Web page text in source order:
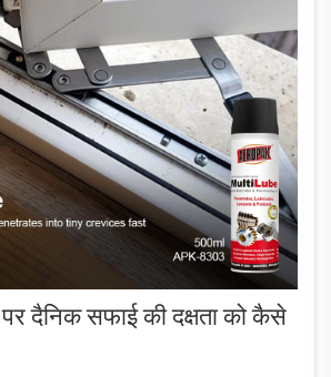
दैनिक सफाई की दक्षता को कैसे